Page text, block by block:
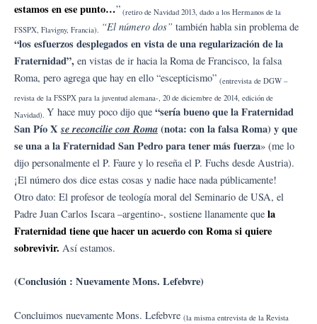
estamos en ese punto…” (retiro de Navidad 2013, dado a los Hermanos de la
FSSPX, Flavigny, Francia). “El número dos” también habla sin problema de
“los esfuerzos desplegados en vista de una regularización de la
Fraternidad”, en vistas de ir hacia la Roma de Francisco, la falsa
Roma, pero agrega que hay en ello “escepticismo” (entrevista de DGW –
revista de la FSSPX para la juventud alemana-, 20 de diciembre de 2014, edición de
Navidad). Y hace muy poco dijo que “sería bueno que la Fraternidad
San Pío Xse reconcilie con Roma(nota: con la falsa Roma) y que
se una a la Fraternidad San Pedro para tener más fuerza» (me lo
dijo personalmente el P. Faure y lo reseña el P. Fuchs desde Austria).
¡El número dos dice estas cosas y nadie hace nada públicamente!
Otro dato: El profesor de teología moral del Seminario de USA, el
Padre Juan Carlos Iscara –argentino-, sostiene llanamente que la
Fraternidad tiene que hacer un acuerdo con Roma si quiere
sobrevivir. Así estamos.
(Conclusión : Nuevamente Mons. Lefebvre)
Concluimos nuevamente Mons. Lefebvre (la misma entrevista de la Revista